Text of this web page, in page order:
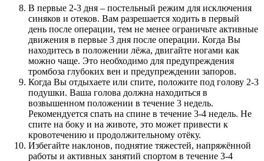
В первые 2-3 дня – постельный режим для исключения
синяков и отеков. Вам разрешается ходить в первый
день после операции, тем не менее ограничьте активные
движения в первые 3 дня после операции. Когда Вы
находитесь в положении лёжа, двигайте ногами как
можно чаще. Это необходимо для предупреждения
тромбоза глубоких вен и предупреждении запоров.
Когда Вы отдыхаете или спите, положите под голову 2-3
подушки. Ваша голова должна находиться в
возвышенном положении в течение 3 недель.
Рекомендуется спать на спине в течение 3-4 недель. Не
спите на боку и на животе, это может привести к
кровотечению и продолжительному отёку.
Избегайте наклонов, поднятие тяжестей, напряжённой
работы и активных занятий спортом в течение 3-4